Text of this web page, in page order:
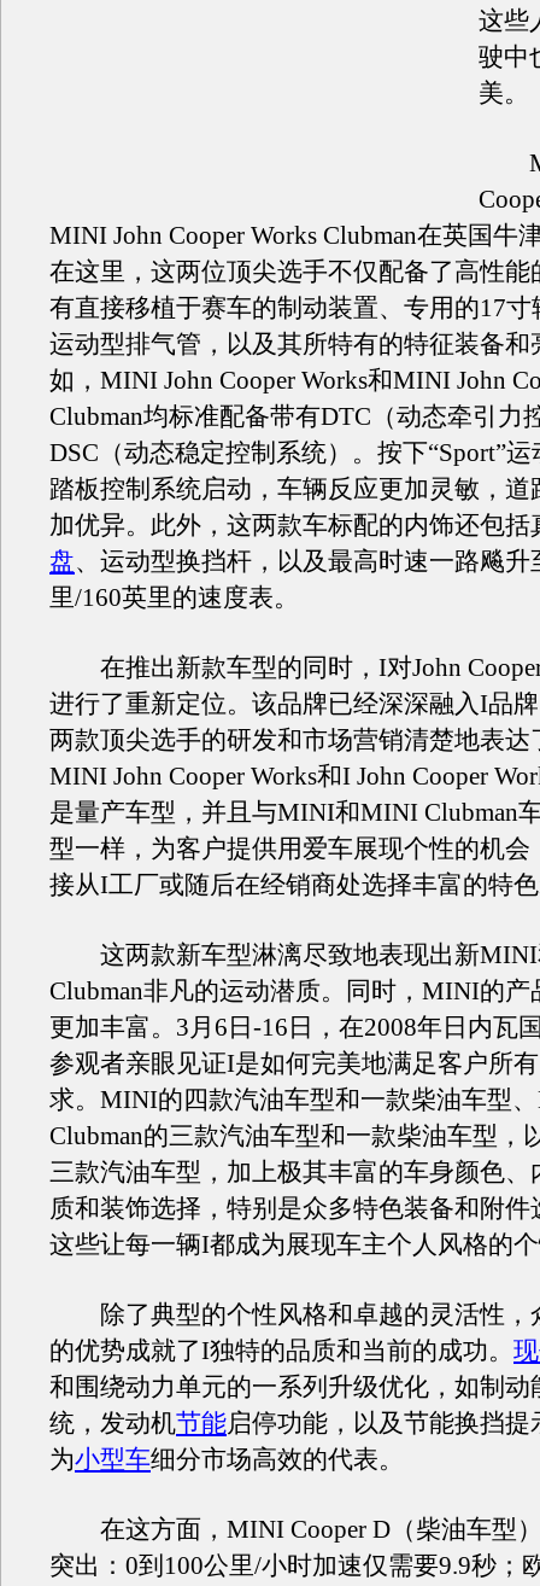
这些
驶中
美。
MINI John Cooper Works Clubman在英国牛
在这里，这两位顶尖选手不仅配备了高性能
有直接移植于赛车的制动装置、专用的17
运动型排气管，以及其所特有的特征装备和
如，MINI John Cooper Works和MINI John
Clubman均标准配备带有DTC（动态牵引力
DSC（动态稳定控制系统）。按下“Sport”
踏板控制系统启动，车辆反应更加灵敏，道
加优异。此外，这两款车标配的内饰还包括
盘、运动型换挡杆，以及最高时速一路飚升
里/160英里的速度表。
在推出新款车型的同时，I对John
进行了重新定位。该品牌已经深深融入I品
两款顶尖选手的研发和市场营销清楚地表达
MINI John Cooper Works和I John Cooper
是量产车型，并且与MINI和MINI Clubman
型一样，为客户提供用爱车展现个性的机会
接从I工厂或随后在经销商处选择丰富的特
这两款新车型淋漓尽致地表现出新
Clubman非凡的运动潜质。同时，MINI的产
更加丰富。3月6日-16日，在2008年日内瓦
参观者亲眼见证I是如何完美地满足客户所
求。MINI的四款汽油车型和一款柴油车型
Clubman的三款汽油车型和一款柴油车型，
三款汽油车型，加上极其丰富的车身颜色、
质和装饰选择，特别是众多特色装备和附
这些让每一辆I都成为展现车主个人风格的
除了典型的个性风格和卓越的灵活性，
的优势成就了I独特的品质和当前的成功。
和围绕动力单元的一系列升级优化，如制动
统，发动机节能启停功能，以及节能换挡
为小型车细分市场高效的代表。
在这方面，MINI Cooper D（柴油车型
突出：0到100公里/小时加速仅需要9.9秒；